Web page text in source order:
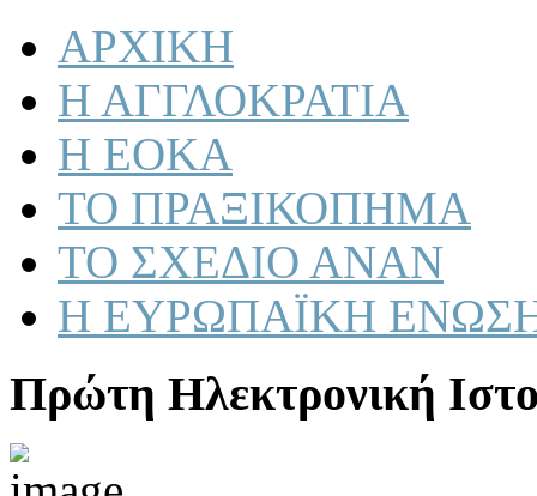
ΑΡΧΙΚΗ
Η ΑΓΓΛΟΚΡΑΤΙΑ
Η ΕΟΚΑ
ΤΟ ΠΡΑΞΙΚΟΠΗΜΑ
ΤΟ ΣΧΕΔΙΟ ΑΝΑΝ
Η ΕΥΡΩΠΑΪΚΗ
Πρώτη Ηλεκτρονική